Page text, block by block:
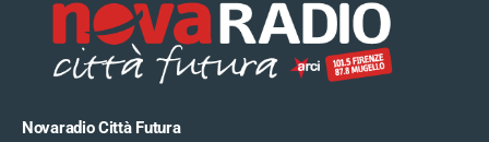
Novaradio Città Futura